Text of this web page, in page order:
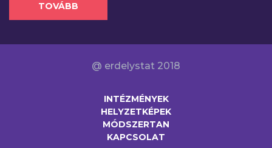
TOVÁBB
@ erdelystat 2018
INTÉZMÉNYEK
HELYZETKÉPEK
MÓDSZERTAN
KAPCSOLAT